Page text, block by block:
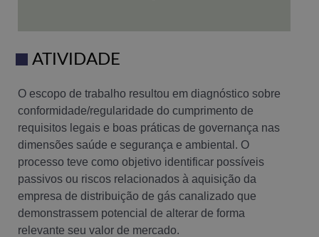
ATIVIDADE
O escopo de trabalho resultou em diagnóstico sobre
conformidade/regularidade do cumprimento de
requisitos legais e boas práticas de governança nas
dimensões saúde e segurança e ambiental. O
processo teve como objetivo identificar possíveis
passivos ou riscos relacionados à aquisição da
empresa de distribuição de gás canalizado que
demonstrassem potencial de alterar de forma
relevante seu valor de mercado.